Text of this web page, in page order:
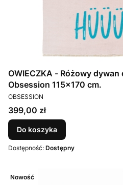
OWIECZKA - Różowy dywan
Obsession 115x170 cm.
PRODUCENT
OBSESSION
Cena
399,00 zł
Do koszyka
Dostępność: Dostępny
Nowość